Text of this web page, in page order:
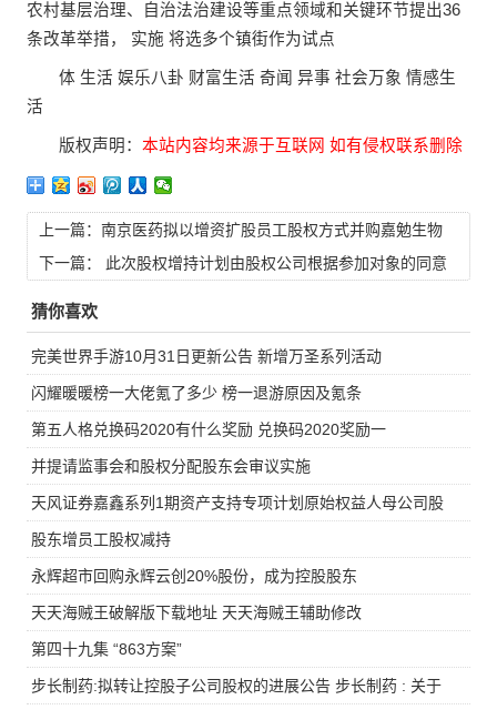
农村基层治理、自治法治建设等重点领域和关键环节提出36
条改革举措， 实施 将选多个镇街作为试点
体 生活 娱乐八卦 财富生活 奇闻 异事 社会万象 情感生
活
版权声明：本站内容均来源于互联网 如有侵权联系删除
上一篇： 南京医药拟以增资扩股员工股权方式并购嘉勉生物
51%股权
下一篇： 此次股权增持计划由股权公司根据参加对象的同意
猜你喜欢
完美世界手游10月31日更新公告 新增万圣系列活动
闪耀暖暖榜一大佬氪了多少 榜一退游原因及氪条
第五人格兑换码2020有什么奖励 兑换码2020奖励一
并提请监事会和股权分配股东会审议实施
天风证券嘉鑫系列1期资产支持专项计划原始权益人母公司股
股东增员工股权减持
永辉超市回购永辉云创20%股份，成为控股股东
天天海贼王破解版下载地址 天天海贼王辅助修改
第四十九集 “863方案”
步长制药:拟转让控股子公司股权的进展公告 步长制药 : 关于